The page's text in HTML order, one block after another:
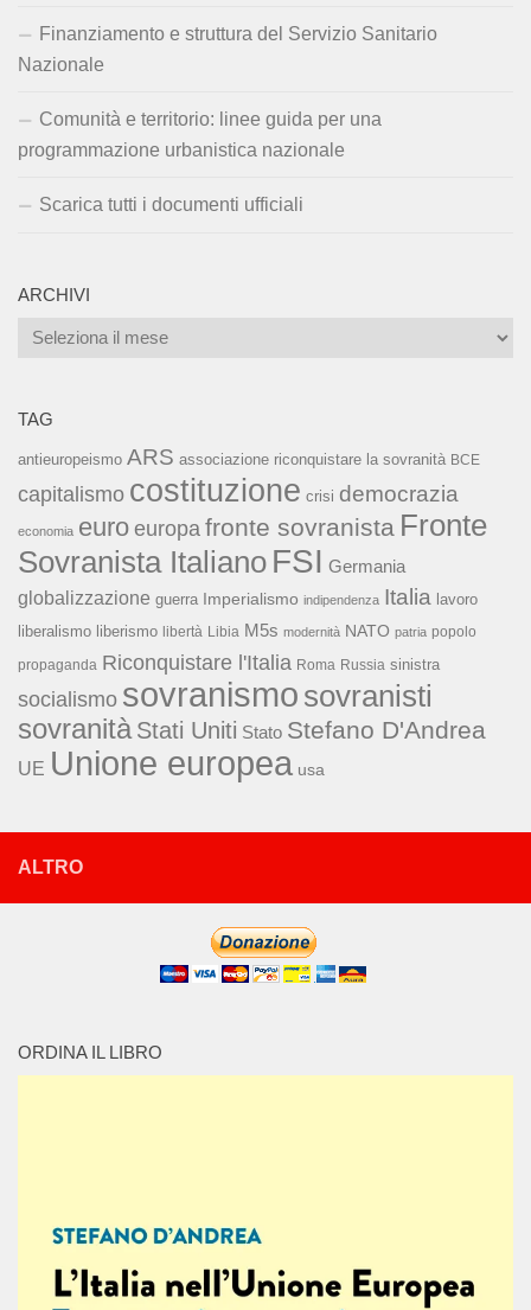
Finanziamento e struttura del Servizio Sanitario
Nazionale
Comunità e territorio: linee guida per una
programmazione urbanistica nazionale
Scarica tutti i documenti ufficiali
ARCHIVI
Archivi
TAG
antieuropeismo ARS associazione riconquistare la sovranità BCE
capitalismo costituzione crisi democrazia
economia euro europa fronte sovranista Fronte
Sovranista Italiano FSI Germania
globalizzazione guerra Imperialismo indipendenza Italia lavoro
liberalismo liberismo libertà Libia M5s modernità NATO patria popolo
propaganda Riconquistare l'Italia Roma Russia sinistra
socialismo sovranismo sovranisti
sovranità Stati Uniti Stato Stefano D'Andrea
UE Unione europea usa
ALTRO
ORDINA IL LIBRO